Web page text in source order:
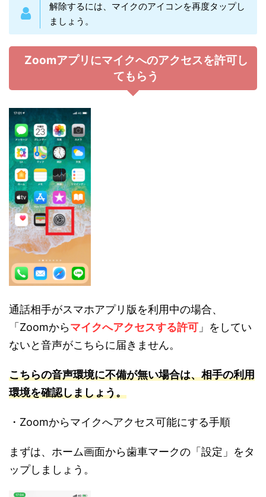
解除するには、マイクのアイコンを再度タップし
ましょう。
Zoomアプリにマイクへのアクセスを許可し
てもらう
通話相手がスマホアプリ版を利用中の場合、
「Zoomからマイクへアクセスする許可 」をしてい
ないと音声がこちらに届きません。
こちらの音声環境に不備が無い場合は、相手の利用
環境を確認しましょう。
・Zoomからマイクへアクセス可能にする手順
まずは、ホーム画面から歯車マークの「設定」をタ
ップしましょう。